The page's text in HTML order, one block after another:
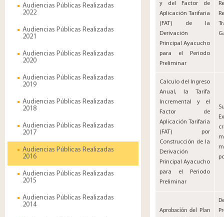
y del Factor de
Aplicación Tarifaria
(FAT) de la
Derivación
Principal Ayacucho
para el Periodo
Preliminar
​Calculo del Ingreso
Anual, la Tarifa
Incremental y el
Factor de
Aplicación Tarifaria
(FAT) por
Construcción de la
Derivación
Principal Ayacucho
para el Periodo
Preliminar
Aprobación del Plan
Audiencias Públicas Realizadas
2022
Audiencias Públicas Realizadas
2021
Audiencias Públicas Realizadas
2020
Audiencias Públicas Realizadas
2019
Audiencias Públicas Realizadas
2018
Audiencias Públicas Realizadas
2017
Audiencias Públicas Realizadas
2016
Audiencias Públicas Realizadas
2015
Audiencias Públicas Realizadas
2014